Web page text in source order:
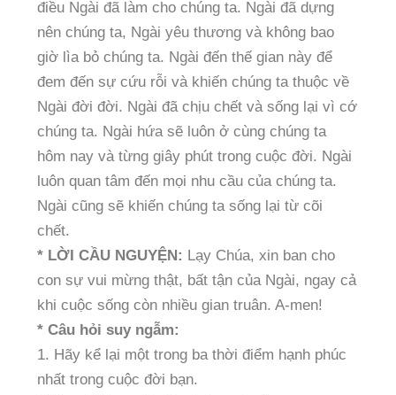
điều Ngài đã làm cho chúng ta. Ngài đã dựng
nên chúng ta, Ngài yêu thương và không bao
giờ lìa bỏ chúng ta. Ngài đến thế gian này để
đem đến sự cứu rỗi và khiến chúng ta thuộc về
Ngài đời đời. Ngài đã chịu chết và sống lại vì cớ
chúng ta. Ngài hứa sẽ luôn ở cùng chúng ta
hôm nay và từng giây phút trong cuộc đời. Ngài
luôn quan tâm đến mọi nhu cầu của chúng ta.
Ngài cũng sẽ khiến chúng ta sống lại từ cõi
chết.
* LỜI CẦU NGUYỆN: Lạy Chúa, xin ban cho
con sự vui mừng thật, bất tận của Ngài, ngay cả
khi cuộc sống còn nhiều gian truân. A-men!
* Câu hỏi suy ngẫm:
1. Hãy kể lại một trong ba thời điểm hạnh phúc
nhất trong cuộc đời bạn.